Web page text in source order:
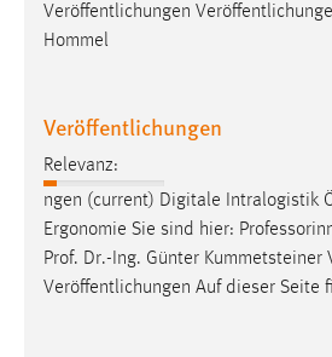
Veröffentlichungen
Hommel
Veröffentlichungen
Relevanz:
ngen (current) Digitale Intralogistik
Ergonomie Sie sind hier:
Prof. Dr.-Ing. Günter Kummetsteiner
Veröffentlichungen Auf dieser Seite